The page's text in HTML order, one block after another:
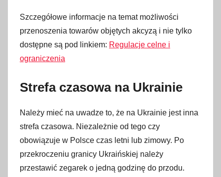
Szczegółowe informacje na temat możliwości
przenoszenia towarów objętych akcyzą i nie tylko
dostępne są pod linkiem: Regulacje celne i
ograniczenia
Strefa czasowa na Ukrainie
Należy mieć na uwadze to, że na Ukrainie jest inna
strefa czasowa. Niezależnie od tego czy
obowiązuje w Polsce czas letni lub zimowy. Po
przekroczeniu granicy Ukraińskiej należy
przestawić zegarek o jedną godzinę do przodu.